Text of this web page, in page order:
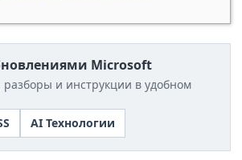
Microsoft
и инструкции в удобном
AI Технологии